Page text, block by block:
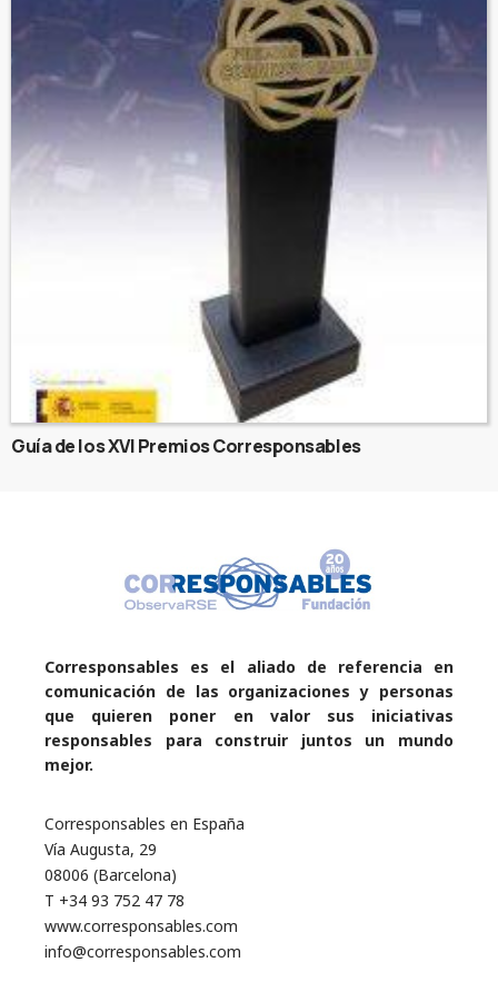
Guía de los XVI Premios Corresponsables
Corresponsables es el aliado de referencia en
comunicación de las organizaciones y personas
que quieren poner en valor sus iniciativas
responsables para construir juntos un mundo
mejor.
Corresponsables en España
Vía Augusta, 29
08006 (Barcelona)
T +34 93 752 47 78
www.corresponsables.com
info@corresponsables.com